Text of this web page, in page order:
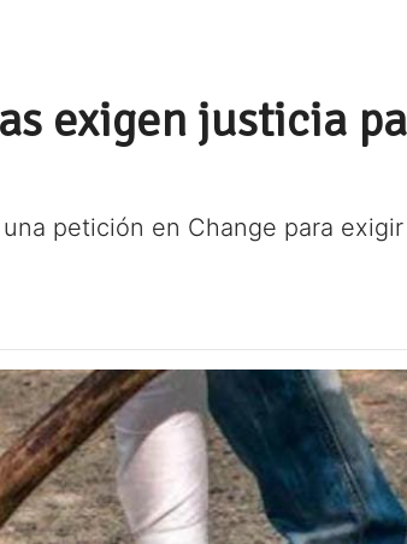
exigen justicia
petición en Change para